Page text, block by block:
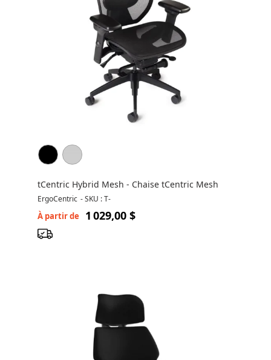
tCentric Hybrid Mesh - Chaise tCentric Mesh
ErgoCentric -SKU : T-
À partir de 1 029,00 $